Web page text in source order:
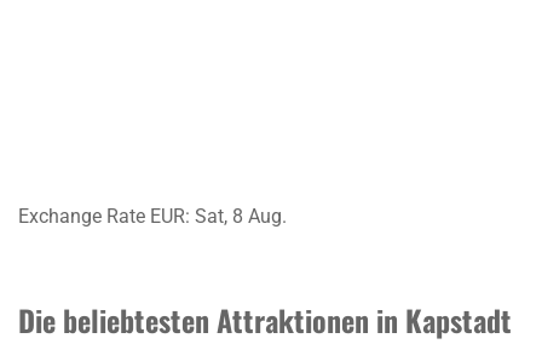
Exchange Rate EUR: Sat, 8 Aug.
Die beliebtesten Attraktionen in Kapstadt